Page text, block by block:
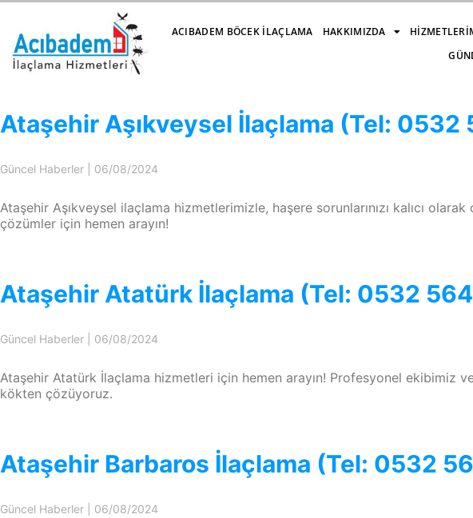
ACIBADEM BÖCEK İLAÇLAMA HAKKIMIZDA
Ataşehir Aşıkveysel İlaçlama (Tel: 0532
Güncel Haberler 06/08/2024
Ataşehir Aşıkveysel ilaçlama hizmetlerimizle, haşere sorunlarınızı kalıcı
çözümler için hemen arayın!
Ataşehir Atatürk İlaçlama (Tel: 0532
Güncel Haberler 06/08/2024
Ataşehir Atatürk İlaçlama hizmetleri için hemen arayın! Profesyonel ekibimiz
kökten çözüyoruz.
Ataşehir Barbaros İlaçlama (Tel: 0532
Güncel Haberler 06/08/2024